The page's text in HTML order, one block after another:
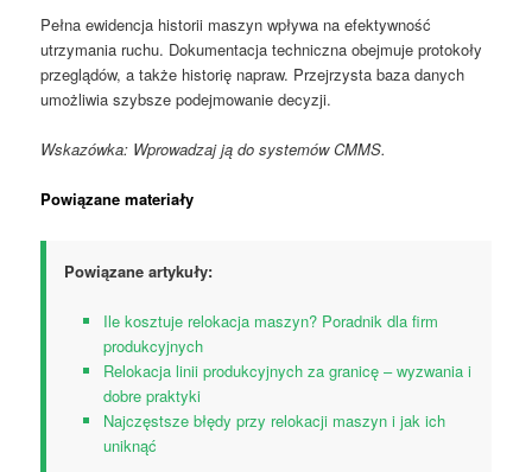
Pełna ewidencja historii maszyn wpływa na efektywność
utrzymania ruchu. Dokumentacja techniczna obejmuje protokoły
przeglądów, a także historię napraw. Przejrzysta baza danych
umożliwia szybsze podejmowanie decyzji.
Wskazówka: Wprowadzaj ją do systemów CMMS.
Powiązane materiały
Powiązane artykuły:
Ile kosztuje relokacja maszyn? Poradnik dla firm
produkcyjnych
Relokacja linii produkcyjnych za granicę – wyzwania i
dobre praktyki
Najczęstsze błędy przy relokacji maszyn i jak ich
uniknąć